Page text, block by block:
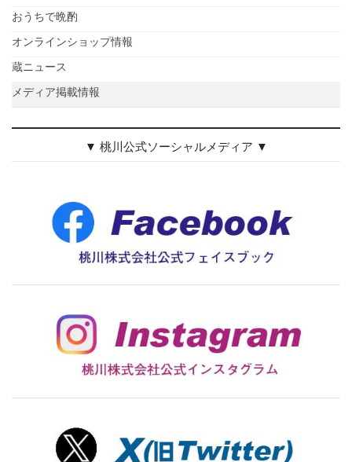
おうちで晩酌
オンラインショップ情報
蔵ニュース
メディア掲載情報
▼ 桃川公式ソーシャルメディア ▼